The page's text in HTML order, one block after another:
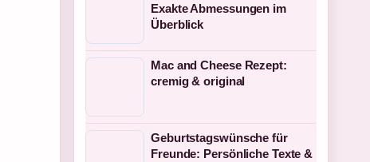
Exakte Abmessungen im
Überblick
Mac and Cheese Rezept:
cremig & original
Geburtstagswünsche für
Freunde: Persönliche Texte &